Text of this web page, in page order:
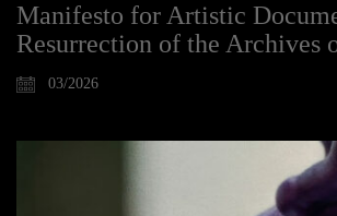
Manifesto for Artistic
Resurrection of the Archives
03/2026